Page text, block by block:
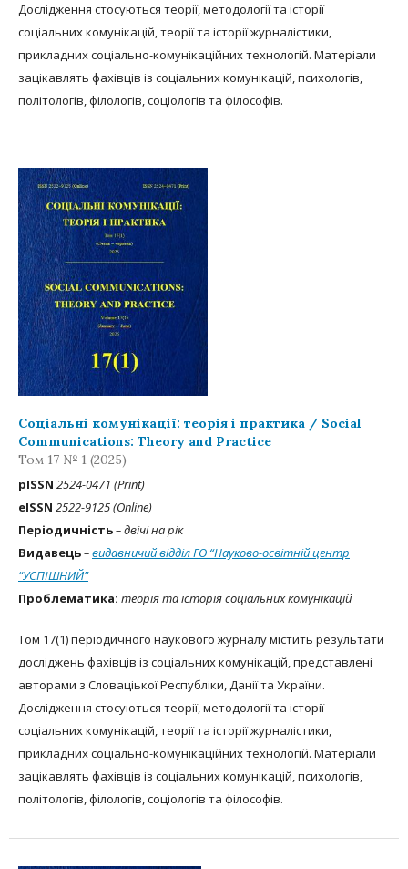
Дослідження стосуються теорії, методології та історії
соціальних комунікацій, теорії та історії журналістики,
прикладних соціально-комунікаційних технологій. Матеріали
зацікавлять фахівців із соціальних комунікацій, психологів,
політологів, філологів, соціологів та філософів.
Соціальні комунікації: теорія і практика / Social
Communications: Theory and Practice
Том 17 № 1 (2025)
рISSN 2524-0471 (Print)
eISSN 2522-9125 (Online)
Періодичність– двічі на рік
Видавець–видавничий відділ ГО “Науково-освітній центр
“УСПІШНИЙ”
Проблематика: теорія та історія соціальних комунікацій
Том 17(1) періодичного наукового журналу містить результати
досліджень фахівців із соціальних комунікацій, представлені
авторами з Словаціької Республіки, Данії та України.
Дослідження стосуються теорії, методології та історії
соціальних комунікацій, теорії та історії журналістики,
прикладних соціально-комунікаційних технологій. Матеріали
зацікавлять фахівців із соціальних комунікацій, психологів,
політологів, філологів, соціологів та філософів.